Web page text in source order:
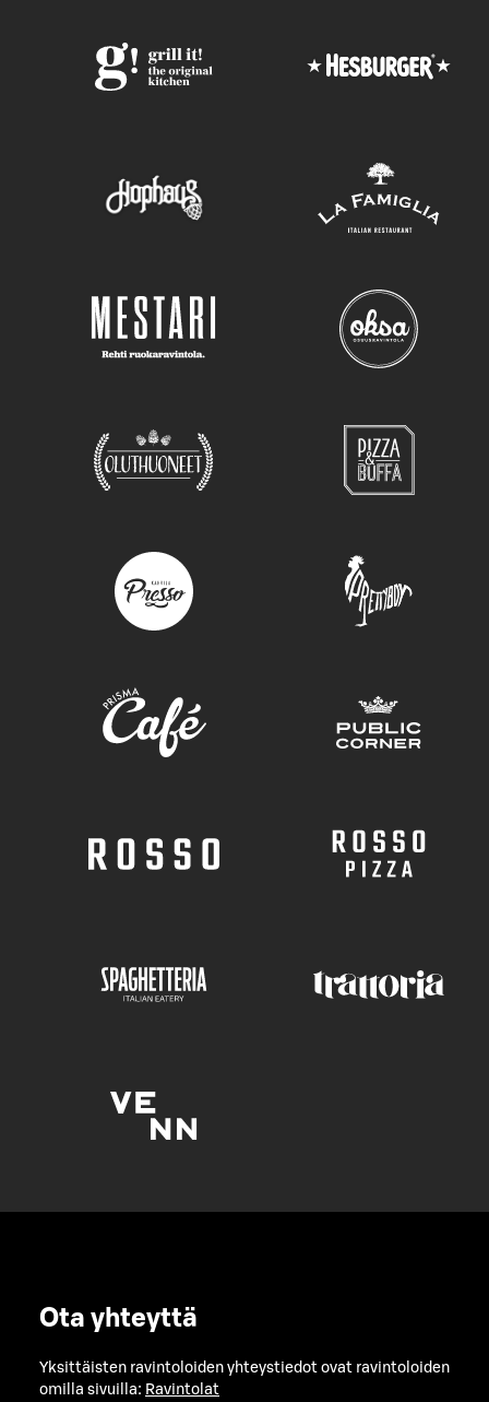
Ota yhteyttä
Yksittäisten ravintoloiden yhteystiedot ovat ravintoloiden
omilla sivuilla: Ravintolat